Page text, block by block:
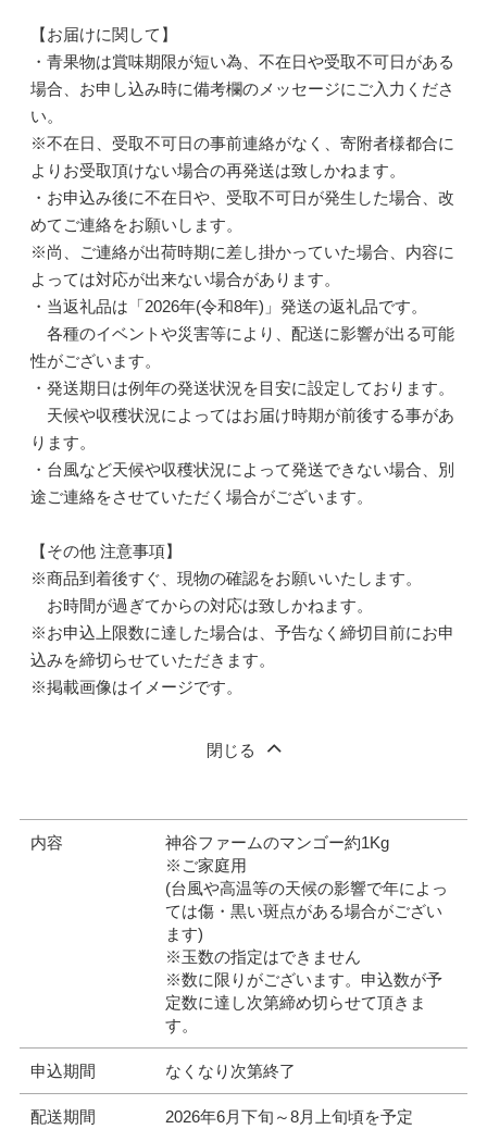
【お届けに関して】
・青果物は賞味期限が短い為、不在日や受取不可日がある
場合、お申し込み時に備考欄のメッセージにご入力くださ
い。
※不在日、受取不可日の事前連絡がなく、寄附者様都合に
よりお受取頂けない場合の再発送は致しかねます。
・お申込み後に不在日や、受取不可日が発生した場合、改
めてご連絡をお願いします。
※尚、ご連絡が出荷時期に差し掛かっていた場合、内容に
よっては対応が出来ない場合があります。
・当返礼品は「2026年(令和8年)」発送の返礼品です。
各種のイベントや災害等により、配送に影響が出る可能
性がございます。
・発送期日は例年の発送状況を目安に設定しております。
天候や収穫状況によってはお届け時期が前後する事があ
ります。
・台風など天候や収穫状況によって発送できない場合、別
途ご連絡をさせていただく場合がございます。
【その他 注意事項】
※商品到着後すぐ、現物の確認をお願いいたします。
お時間が過ぎてからの対応は致しかねます。
※お申込上限数に達した場合は、予告なく締切目前にお申
込みを締切らせていただきます。
※掲載画像はイメージです。
閉じる
内容
神谷ファームのマンゴー約1Kg
※ご家庭用
(台風や高温等の天候の影響で年によっ
ては傷・黒い斑点がある場合がござい
ます)
※玉数の指定はできません
※数に限りがございます。申込数が予
定数に達し次第締め切らせて頂きま
す。
申込期間 なくなり次第終了
配送期間
2026年6月下旬～8月上旬頃を予定